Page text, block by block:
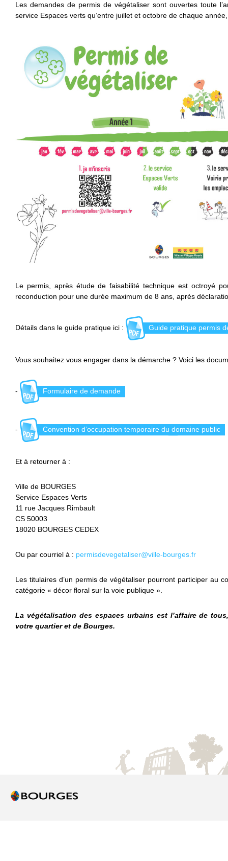
Les demandes de permis de végétaliser sont ouvertes toute
service Espaces verts qu’entre juillet et octobre de chaque
Le permis, après étude de faisabilité technique est octroyé
reconduction pour une durée maximum de 8 ans, après
Détails dans le guide pratique ici : Guide pratique permis
Vous souhaitez vous engager dans la démarche ? Voici les
- Formulaire de demande
- Convention d’occupation temporaire du domaine public
Et à retourner à :
Ville de BOURGES
Service Espaces Verts
11 rue Jacques Rimbault
CS 50003
18020 BOURGES CEDEX
Ou par courriel à : permisdevegetaliser@ville-bourges.fr
Les titulaires d’un permis de végétaliser pourront participer au
catégorie « décor floral sur la voie publique ».
La végétalisation des espaces urbains est l’affaire de
votre quartier et de Bourges.